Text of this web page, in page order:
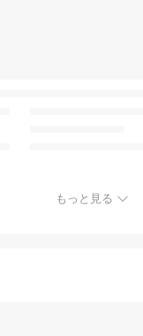
もっと見る